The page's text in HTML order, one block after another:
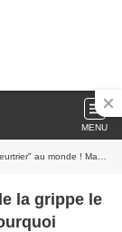
MENU
monde ! Mais pourquoi
la grippe le